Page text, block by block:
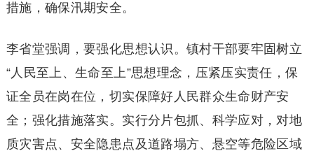
措施，确保汛期安全。
李省堂强调，要强化思想认识。镇村干部要牢固树立
“人民至上、生命至上”思想理念，压紧压实责任，保
证全员在岗在位，切实保障好人民群众生命财产安
全；强化措施落实。实行分片包抓、科学应对，对地
质灾害点、安全隐患点及道路塌方、悬空等危险区域